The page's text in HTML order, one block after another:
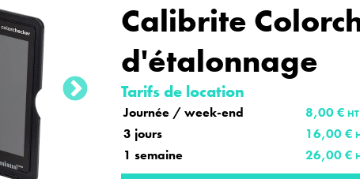
Calibrite
d'étalonnage
Tarifs de location
Journée / week-end 8,00 € HT
3 jours 16,00 €
1 semaine 26,00 €